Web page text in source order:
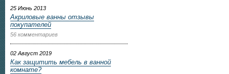
25 Июнь 2013
Акриловые ванны отзывы
покупателей
56 комментариев
02 Август 2019
Как защитить мебель в ванной
комнате?